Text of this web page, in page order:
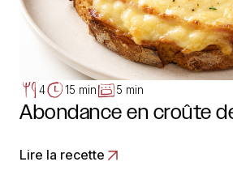
4 15 min 5 min
Abondance en croûte
Lire la recette